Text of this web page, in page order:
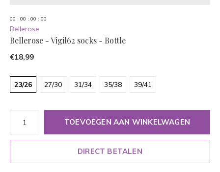
00 : 00 : 00 : 00
Bellerose
Bellerose - Vigil62 socks - Bottle
€18,99
23/26 27/30 31/34 35/38 39/41
TOEVOEGEN AAN WINKELWAGEN
DIRECT BETALEN